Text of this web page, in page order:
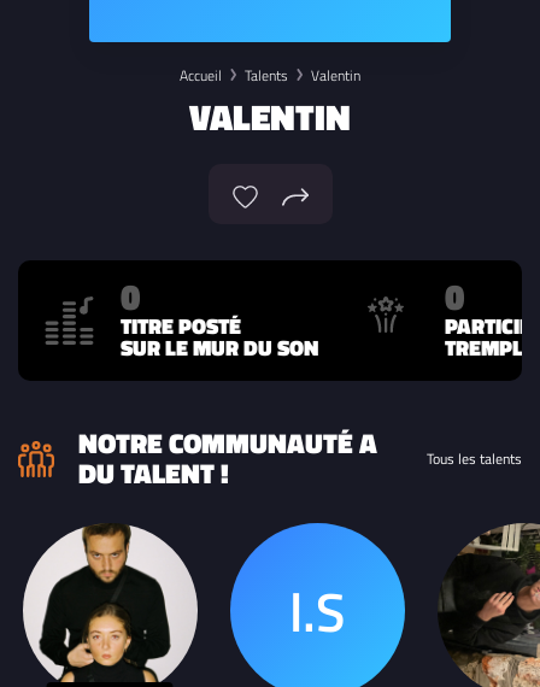
Accueil Talents Valentin
VALENTIN
0
TITRE POSTÉ
SUR LE MUR DU SON
0
NOTRE COMMUNAUTÉ A
DU TALENT ! Tous les talents